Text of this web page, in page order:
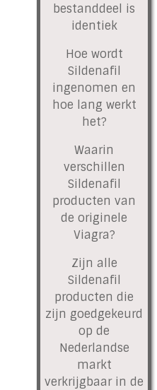
bestanddeel is
identiek
Hoe wordt
Sildenafil
ingenomen en
hoe lang werkt
het?
Waarin
verschillen
Sildenafil
producten van
de originele
Viagra?
Zijn alle
Sildenafil
producten die
zijn goedgekeurd
op de
Nederlandse
markt
verkrijgbaar in de